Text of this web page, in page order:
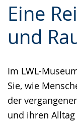
Eine
und
Im LWL-
Sie, wie
der
und ihren
Leichten
Sprache
wechseln.
Audio-
Unterstützung.
Video
Deutscher
wird
angezeigt.